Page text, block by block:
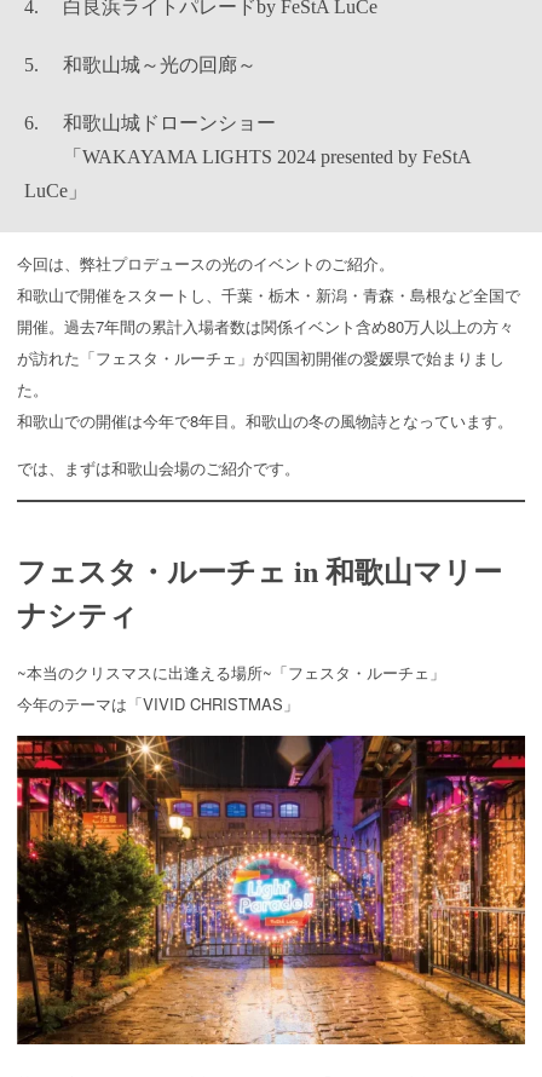
白良浜ライトパレードby FeStA LuCe
和歌山城～光の回廊～
和歌山城ドローンショー
「WAKAYAMA LIGHTS 2024 presented by FeStA
LuCe」
今回は、弊社プロデュースの光のイベントのご紹介。
和歌山で開催をスタートし、千葉・栃木・新潟・⻘森・島根など全国で
開催。過去7年間の累計入場者数は関係イベント含め80万人以上の方々
が訪れた「フェスタ・ルーチェ」が四国初開催の愛媛県で始まりまし
た。
和歌山での開催は今年で8年目。和歌山の冬の風物詩となっています。
では、まずは和歌山会場のご紹介です。
フェスタ・ルーチェ in 和歌山マリー
ナシティ
~本当のクリスマスに出逢える場所~「フェスタ・ルーチェ」
今年のテーマは「VIVID CHRISTMAS」